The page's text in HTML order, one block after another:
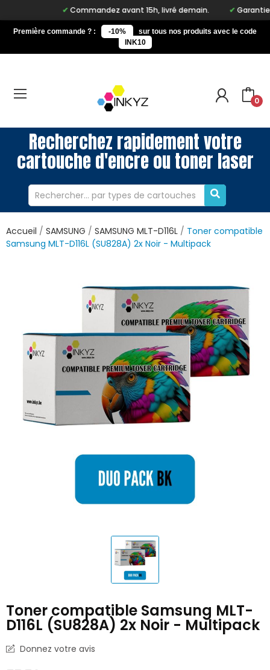
Commandez avant 15h, livré demain. Garantie à
Première commande ? : -10%
sur tous nos produits avec le code
INK10
0
Recherchez rapidement votre
cartouche d'encre ou toner laser
Accueil SAMSUNG SAMSUNG MLT-D116L
Toner compatible
Samsung MLT-D116L (SU828A) 2x Noir - Multipack
Toner compatible Samsung MLT-
D116L (SU828A) 2x Noir - Multipack
Donnez votre avis